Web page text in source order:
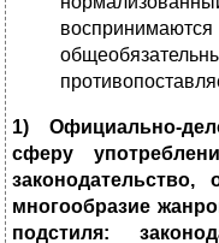
1) Официально-
сферу
многообразие
подстиля: